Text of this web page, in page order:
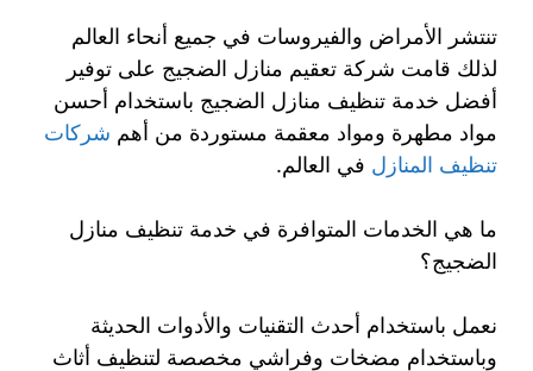
تنتشر الأمراض والفيروسات في جميع أنحاء العالم
لذلك قامت شركة تعقيم منازل الضجيج على توفير
أفضل خدمة تنظيف منازل الضجيج باستخدام أحسن
مواد مطهرة ومواد معقمة مستوردة من أهم شركات
تنظيف المنازل في العالم.
ما هي الخدمات المتوافرة في خدمة تنظيف منازل
الضجيج؟
نعمل باستخدام أحدث التقنيات والأدوات الحديثة
وباستخدام مضخات وفراشي مخصصة لتنظيف أثاث